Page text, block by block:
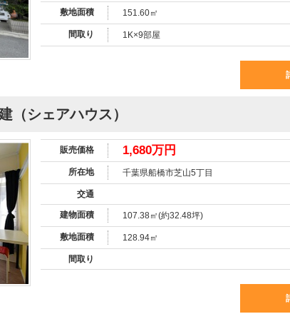
敷地面積 151.60㎡
間取り 1K×9部屋
シェアハウス）
販売価格 1,680万円
所在地 千葉県船橋市芝山5丁目
交通
建物面積 107.38㎡(約32.48坪)
敷地面積 128.94㎡
間取り